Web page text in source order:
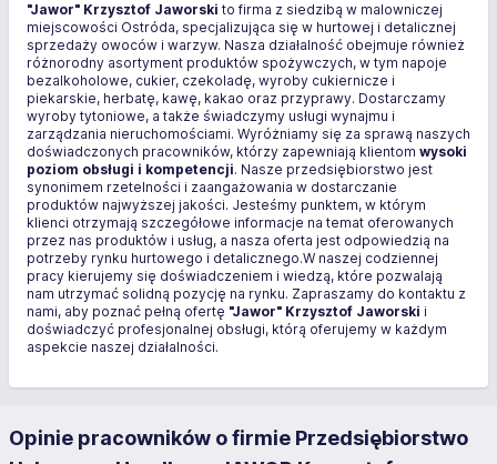
"Jawor" Krzysztof Jaworski to firma z siedzibą w malowniczej
miejscowości Ostróda, specjalizująca się w hurtowej i detalicznej
sprzedaży owoców i warzyw. Nasza działalność obejmuje również
różnorodny asortyment produktów spożywczych, w tym napoje
bezalkoholowe, cukier, czekoladę, wyroby cukiernicze i
piekarskie, herbatę, kawę, kakao oraz przyprawy. Dostarczamy
wyroby tytoniowe, a także świadczymy usługi wynajmu i
zarządzania nieruchomościami. Wyróżniamy się za sprawą naszych
doświadczonych pracowników, którzy zapewniają klientom wysoki
poziom obsługi i kompetencji. Nasze przedsiębiorstwo jest
synonimem rzetelności i zaangażowania w dostarczanie
produktów najwyższej jakości. Jesteśmy punktem, w którym
klienci otrzymają szczegółowe informacje na temat oferowanych
przez nas produktów i usług, a nasza oferta jest odpowiedzią na
potrzeby rynku hurtowego i detalicznego.W naszej codziennej
pracy kierujemy się doświadczeniem i wiedzą, które pozwalają
nam utrzymać solidną pozycję na rynku. Zapraszamy do kontaktu z
nami, aby poznać pełną ofertę "Jawor" Krzysztof Jaworski i
doświadczyć profesjonalnej obsługi, którą oferujemy w każdym
aspekcie naszej działalności.
Opinie pracowników o firmie Przedsiębiorstwo